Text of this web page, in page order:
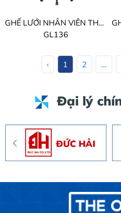
GHẾ LƯỚI NHÂN VIÊN THE ONE
GL136
‹ 1 2 ...
Đại lý